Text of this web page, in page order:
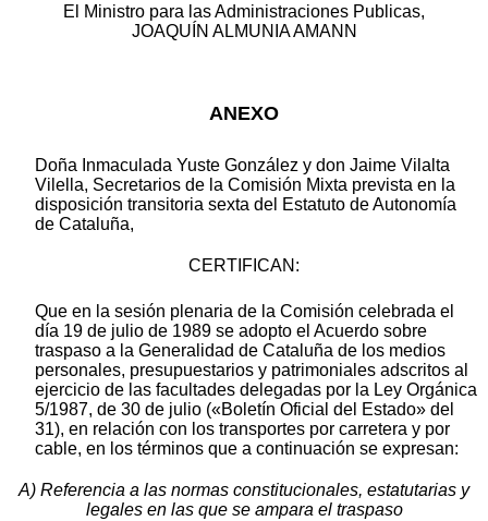
El Ministro para las Administraciones Publicas,
JOAQUÍN ALMUNIA AMANN
ANEXO
Doña Inmaculada Yuste González y don Jaime Vilalta
Vilella, Secretarios de la Comisión Mixta prevista en la
disposición transitoria sexta del Estatuto de Autonomía
de Cataluña,
CERTIFICAN:
Que en la sesión plenaria de la Comisión celebrada el
día 19 de julio de 1989 se adopto el Acuerdo sobre
traspaso a la Generalidad de Cataluña de los medios
personales, presupuestarios y patrimoniales adscritos al
ejercicio de las facultades delegadas por la Ley Orgánica
5/1987, de 30 de julio («Boletín Oficial del Estado» del
31), en relación con los transportes por carretera y por
cable, en los términos que a continuación se expresan:
A) Referencia a las normas constitucionales, estatutarias y
legales en las que se ampara el traspaso